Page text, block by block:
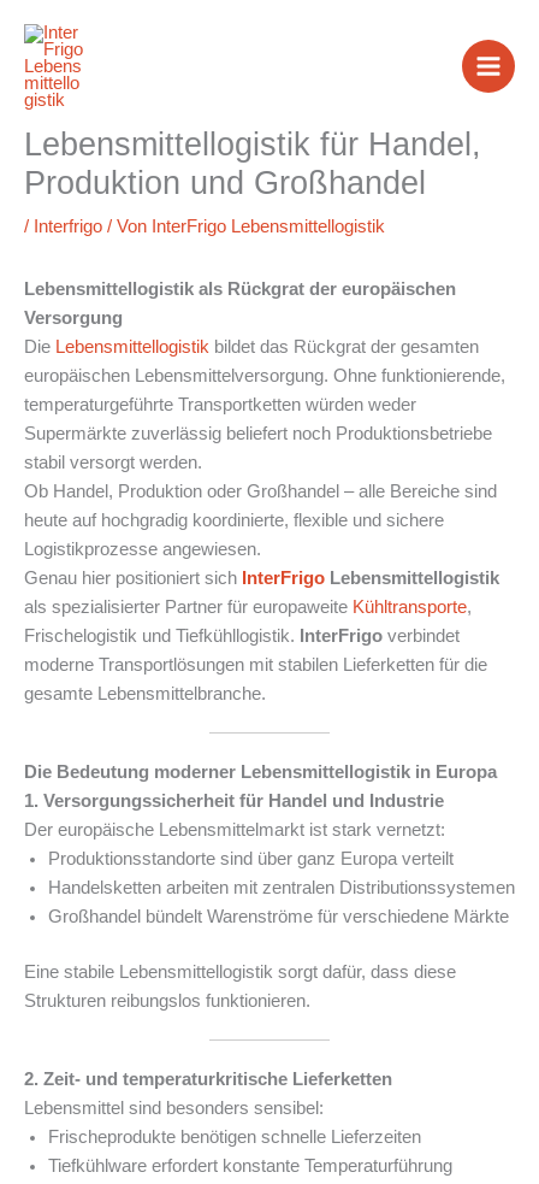
Inhalt
springen
Lebensmittellogistik für Handel,
Produktion und Großhandel
/ Interfrigo / Von InterFrigo Lebensmittellogistik
Lebensmittellogistik als Rückgrat der europäischen
Versorgung
Die Lebensmittellogistik bildet das Rückgrat der gesamten
europäischen Lebensmittelversorgung. Ohne funktionierende,
temperaturgeführte Transportketten würden weder
Supermärkte zuverlässig beliefert noch Produktionsbetriebe
stabil versorgt werden.
Ob Handel, Produktion oder Großhandel – alle Bereiche sind
heute auf hochgradig koordinierte, flexible und sichere
Logistikprozesse angewiesen.
Genau hier positioniert sich InterFrigo Lebensmittellogistik
als spezialisierter Partner für europaweite Kühltransporte,
Frischelogistik und Tiefkühllogistik.
InterFrigo verbindet
moderne Transportlösungen mit stabilen Lieferketten für die
gesamte Lebensmittelbranche.
Die Bedeutung moderner Lebensmittellogistik in Europa
1. Versorgungssicherheit für Handel und Industrie
Der europäische Lebensmittelmarkt ist stark vernetzt:
Produktionsstandorte sind über ganz Europa verteilt
Handelsketten arbeiten mit zentralen Distributionssystemen
Großhandel bündelt Warenströme für verschiedene Märkte
Eine stabile Lebensmittellogistik sorgt dafür, dass diese
Strukturen reibungslos funktionieren.
2. Zeit- und temperaturkritische Lieferketten
Lebensmittel sind besonders sensibel:
Frischeprodukte benötigen schnelle Lieferzeiten
Tiefkühlware erfordert konstante Temperaturführung